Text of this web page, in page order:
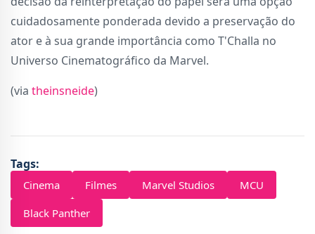
cuidadosamente ponderada devido a preservação do
ator e à sua grande importância como T'Challa no
Universo Cinematográfico da Marvel.
(via theinsneide)
Tags:
Cinema Filmes Marvel Studios
MCU
Black Panther